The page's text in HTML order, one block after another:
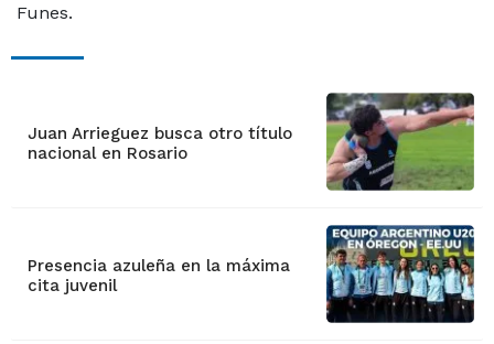
Funes.
Juan Arrieguez busca otro título
nacional en Rosario
Presencia azuleña en la máxima
cita juvenil